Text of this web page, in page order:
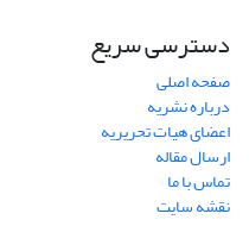
دسترسی سریع
صفحه اصلی
درباره نشریه
اعضای هیات تحریریه
ارسال مقاله
تماس با ما
نقشه سایت